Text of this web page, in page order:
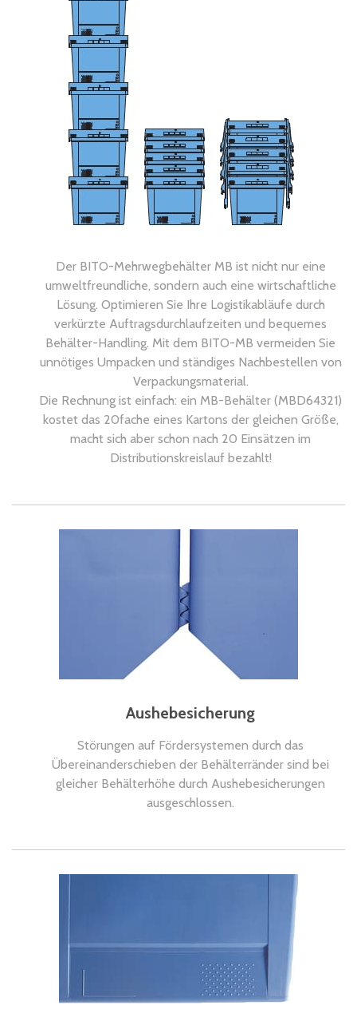
Der BITO-Mehrwegbehälter MB ist nicht nur eine
umweltfreundliche, sondern auch eine wirtschaftliche
Lösung. Optimieren Sie Ihre Logistikabläufe durch
verkürzte Auftragsdurchlaufzeiten und bequemes
Behälter-Handling. Mit dem BITO-MB vermeiden Sie
unnötiges Umpacken und ständiges Nachbestellen von
Verpackungsmaterial.
Die Rechnung ist einfach: ein MB-Behälter (MBD64321)
kostet das 20fache eines Kartons der gleichen Größe,
macht sich aber schon nach 20 Einsätzen im
Distributionskreislauf bezahlt!
Aushebesicherung
Störungen auf Fördersystemen durch das
Übereinanderschieben der Behälterränder sind bei
gleicher Behälterhöhe durch Aushebesicherungen
ausgeschlossen.